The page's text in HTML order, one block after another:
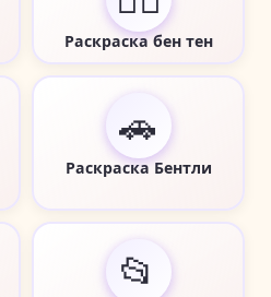
Раскраска бен тен
🚗
Раскраска Бентли
📂